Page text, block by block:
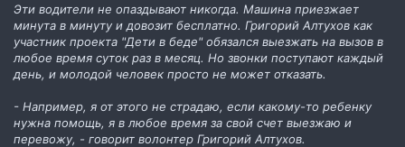
Эти водители не опаздывают никогда. Машина приезжает
минута в минуту и довозит бесплатно. Григорий Алтухов как
участник проекта "Дети в беде" обязался выезжать на вызов в
любое время суток раз в месяц. Но звонки поступают каждый
день, и молодой человек просто не может отказать.
- Например, я от этого не страдаю, если какому-то ребенку
нужна помощь, я в любое время за свой счет выезжаю и
перевожу, - говорит волонтер Григорий Алтухов.